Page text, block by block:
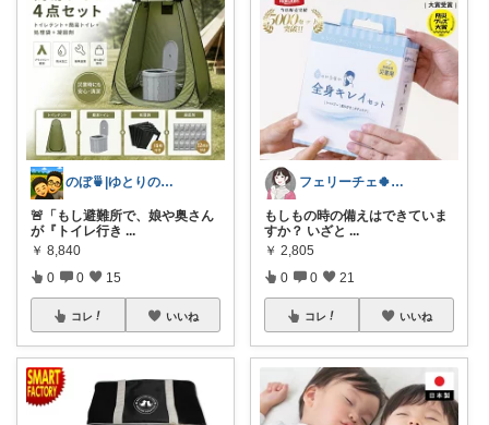
のぼ🍵|ゆとりのある暮らしをしたいパパ
🚨「もし避難所で、娘や奥さん
が『トイレ行き ...
￥ 8,840
0 0 15
コレ いいね
フェリーチェ🍀いいね購入ありがとう🌸
もしもの時の備えはできていま
すか？ いざと ...
￥ 2,805
0 0 21
コレ いいね